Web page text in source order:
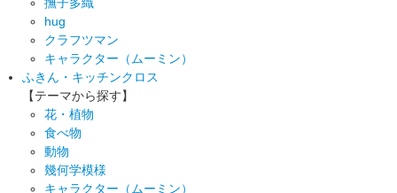
hug
クラフツマン
キャラクター（ムーミン）
ふきん・キッチンクロス
【テーマから探す】
花・植物
食べ物
動物
幾何学模様
キャラクター（ムーミン）